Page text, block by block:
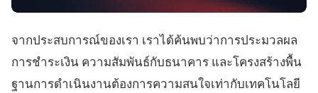
จากประสบการณ์ของเรา เราได้ค้นพบว่าการประมวลผล
การชำระเงิน ความสัมพันธ์กับธนาคาร และโครงสร้างพื้น
ฐานการดำเนินงานต้องการความสนใจเท่ากับเทคโนโลยี